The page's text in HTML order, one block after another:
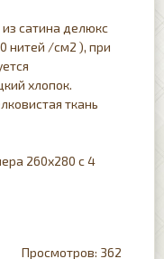
из сатина делюкс
нитей /см2 ), при
хлопок.
ткань
260х280 с 4
362